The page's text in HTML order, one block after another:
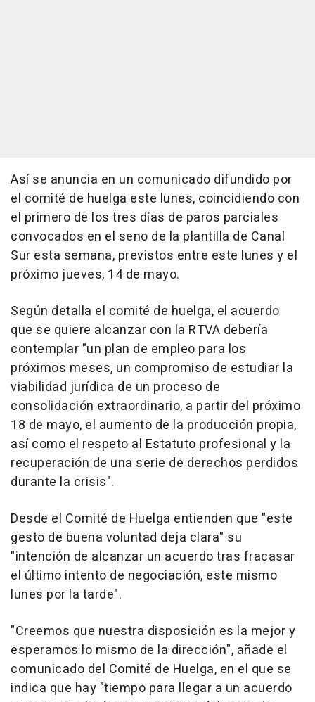
Así se anuncia en un comunicado difundido por
el comité de huelga este lunes, coincidiendo con
el primero de los tres días de paros parciales
convocados en el seno de la plantilla de Canal
Sur esta semana, previstos entre este lunes y el
próximo jueves, 14 de mayo.
Según detalla el comité de huelga, el acuerdo
que se quiere alcanzar con la RTVA debería
contemplar "un plan de empleo para los
próximos meses, un compromiso de estudiar la
viabilidad jurídica de un proceso de
consolidación extraordinario, a partir del próximo
18 de mayo, el aumento de la producción propia,
así como el respeto al Estatuto profesional y la
recuperación de una serie de derechos perdidos
durante la crisis".
Desde el Comité de Huelga entienden que "este
gesto de buena voluntad deja clara" su
"intención de alcanzar un acuerdo tras fracasar
el último intento de negociación, este mismo
lunes por la tarde".
"Creemos que nuestra disposición es la mejor y
esperamos lo mismo de la dirección", añade el
comunicado del Comité de Huelga, en el que se
indica que hay "tiempo para llegar a un acuerdo